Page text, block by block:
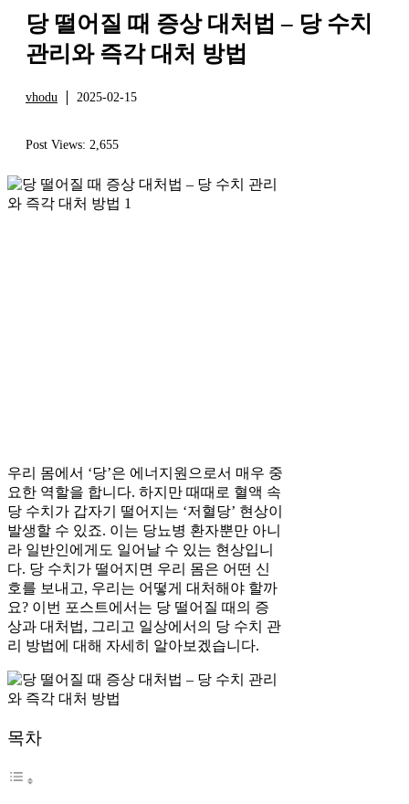
당 떨어질 때 증상 대처법 – 당 수치
관리와 즉각 대처 방법
vhodu 2025-02-15
Post Views: 2,655
우리 몸에서 ‘당’은 에너지원으로서 매우 중
요한 역할을 합니다. 하지만 때때로 혈액 속
당 수치가 갑자기 떨어지는 ‘저혈당’ 현상이
발생할 수 있죠. 이는 당뇨병 환자뿐만 아니
라 일반인에게도 일어날 수 있는 현상입니
다. 당 수치가 떨어지면 우리 몸은 어떤 신
호를 보내고, 우리는 어떻게 대처해야 할까
요? 이번 포스트에서는 당 떨어질 때의 증
상과 대처법, 그리고 일상에서의 당 수치 관
리 방법에 대해 자세히 알아보겠습니다.
목차